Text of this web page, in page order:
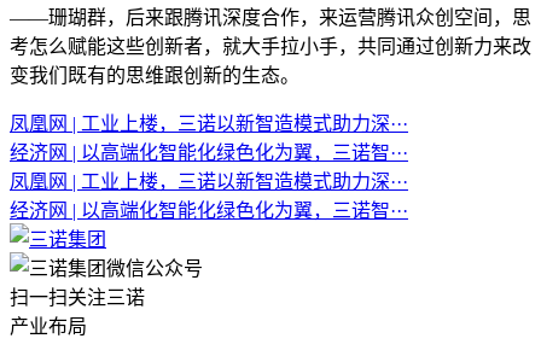
——珊瑚群，后来跟腾讯深度合作，来运营腾讯众创空间，思
考怎么赋能这些创新者，就大手拉小手，共同通过创新力来改
变我们既有的思维跟创新的生态。
凤凰网 | 工业上楼，三诺以新智造模式助力深···
经济网 | 以高端化智能化绿色化为翼，三诺智···
凤凰网 | 工业上楼，三诺以新智造模式助力深···
经济网 | 以高端化智能化绿色化为翼，三诺智···
扫一扫关注三诺
产业布局